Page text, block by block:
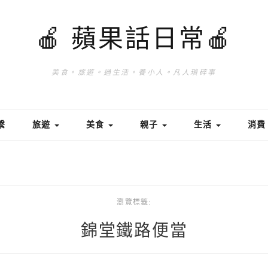
🍎 蘋果話日常🍎
美食。旅遊。過生活。養小人。凡人瑣碎事
旅遊 美食 親子 生活 消費
瀏覽標籤:
錦堂鐵路便當